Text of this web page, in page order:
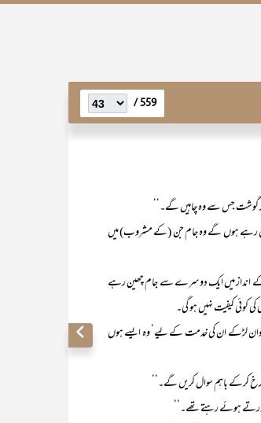
559 /
گوشت جس سے وہ چاہیں گے۔‘‘
رہے ہوں گے وہ جام جن (کے مشروب) میں
کے انداز میں ایک دوسرے سے جام چھین رہے
کیفیت نہیں ہو گی۔
لڑکے ان کی خدمت کے لیے‘ وہ ایسے ہوں
باہم سوال کریں گے۔‘‘
ڈرتے ہوئے رہتے تھے۔‘‘